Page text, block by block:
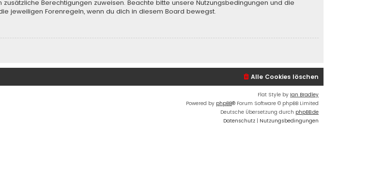
Berechtigungen zuweisen. Beachte bitte unsere Nutzungsbedingungen und die
jeweiligen Forenregeln, wenn du dich in diesem Board bewegst.
Alle Cookies löschen
Flat Style by Ian Bradley
Powered by phpBB® Forum Software © phpBB Limited
Deutsche Übersetzung durch phpBB.de
Datenschutz | Nutzungsbedingungen